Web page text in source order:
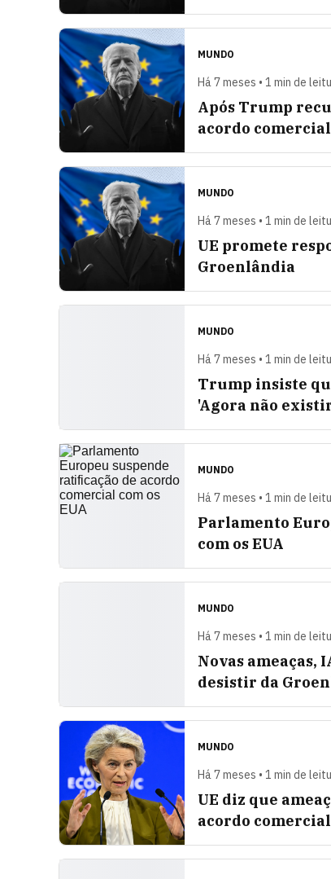
MUNDO
Há 7 meses • 1 min de
Após Trump
acordo comercial
MUNDO
Há 7 meses • 1 min de
UE promete
Groenlândia
MUNDO
Há 7 meses • 1 min de
Trump insiste
'Agora não
MUNDO
Há 7 meses • 1 min de
Parlamento
com os EUA
MUNDO
Há 7 meses • 1 min de
Novas ameaças,
desistir da
MUNDO
Há 7 meses • 1 min de
UE diz que
acordo comercial